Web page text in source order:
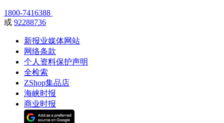
1800-7416388
或 92288736
新报业媒体网站
网络条款
个人资料保护声明
全检索
ZShop集品店
海峡时报
商业时报